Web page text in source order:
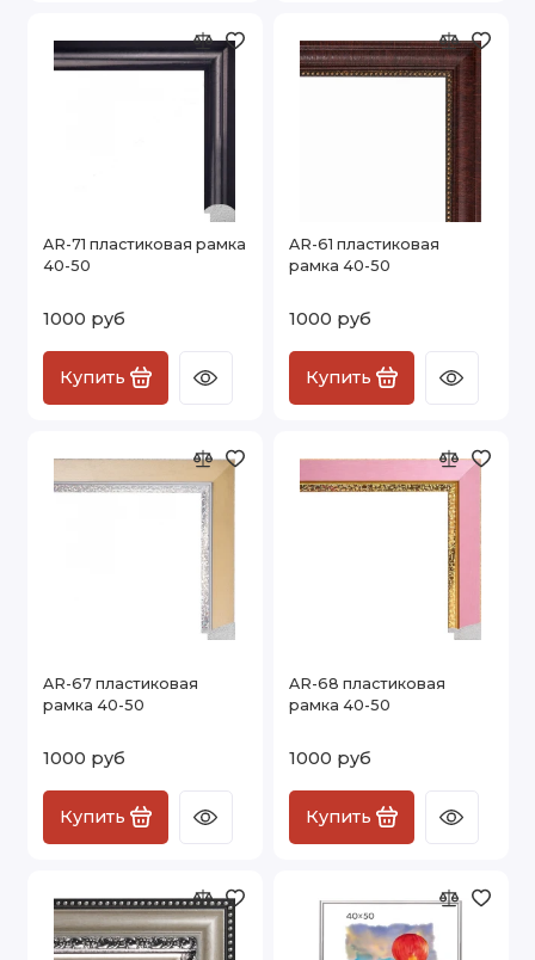
AR-71 пластиковая рамка
40-50
1000 руб
Купить
AR-61 пластиковая
рамка 40-50
1000 руб
Купить
AR-67 пластиковая
рамка 40-50
1000 руб
Купить
AR-68 пластиковая
рамка 40-50
1000 руб
Купить